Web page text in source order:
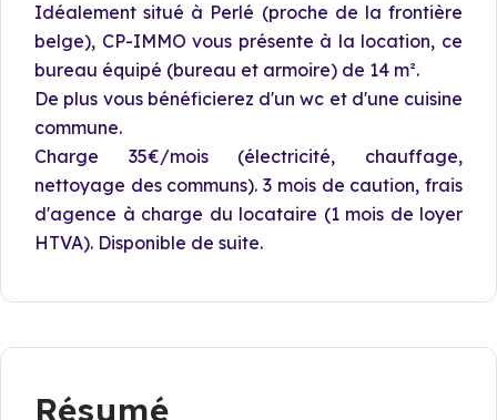
Idéalement situé à Perlé (proche de la frontière
belge), CP-IMMO vous présente à la location, ce
bureau équipé (bureau et armoire) de 14 m².
De plus vous bénéficierez d'un wc et d'une cuisine
commune.
Charge 35€/mois (électricité, chauffage,
nettoyage des communs). 3 mois de caution, frais
d'agence à charge du locataire (1 mois de loyer
HTVA). Disponible de suite.
Résumé